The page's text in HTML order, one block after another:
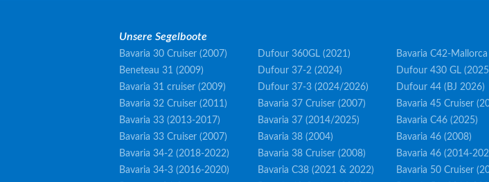
Unsere Segelboote
Bavaria 30 Cruiser (2007)
Beneteau 31 (2009)
Bavaria 31 cruiser (2009)
Bavaria 32 Cruiser (2011)
Bavaria 33 (2013-2017)
Bavaria 33 Cruiser (2007)
Bavaria 34-2 (2018-2022)
Bavaria 34-3 (2016-2020)
Dufour 360GL (2021)
Dufour 37-2 (2024)
Dufour 37-3 (2024/2026)
Bavaria 37 Cruiser (2007)
Bavaria 37 (2014/2025)
Bavaria 38 (2004)
Bavaria 38 Cruiser (2008)
Bavaria C38 (2021 & 2022)
Bavaria C42-Mallorca
Dufour 430 GL
Dufour 44 (BJ 2026)
Bavaria 45 Cruiser
Bavaria C46 (2025)
Bavaria 46 (2008)
Bavaria 46 (2014-
Bavaria 50 Cruiser